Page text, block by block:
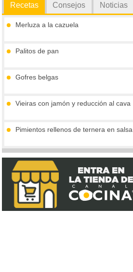
Recetas
Merluza a la cazuela
Palitos de pan
Gofres belgas
Vieiras con jamón y reducción al cava
Pimientos rellenos de ternera en salsa
Marmita julius
Consejos Noticias